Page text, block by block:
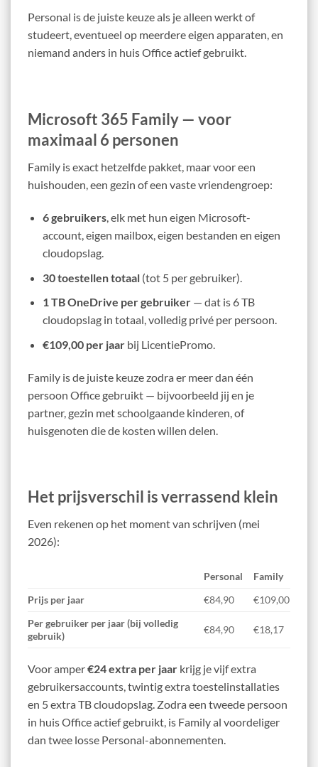
Personal is de juiste keuze als je alleen werkt of
studeert, eventueel op meerdere eigen apparaten, en
niemand anders in huis Office actief gebruikt.
Microsoft 365 Family — voor
maximaal 6 personen
Family is exact hetzelfde pakket, maar voor een
huishouden, een gezin of een vaste vriendengroep:
6 gebruikers, elk met hun eigen Microsoft-
account, eigen mailbox, eigen bestanden en eigen
cloudopslag.
30 toestellen totaal(tot 5 per gebruiker).
1 TB OneDrive per gebruiker— dat is 6 TB
cloudopslag in totaal, volledig privé per persoon.
€109,00 per jaarbij LicentiePromo.
Family is de juiste keuze zodra er meer dan één
persoon Office gebruikt — bijvoorbeeld jij en je
partner, gezin met schoolgaande kinderen, of
huisgenoten die de kosten willen delen.
Het prijsverschil is verrassend klein
Even rekenen op het moment van schrijven (mei
2026):
Personal
Family
Prijs per jaar
€84,90
€109,00
Per gebruiker per jaar (bij volledig
gebruik)
€84,90 €18,17
Voor amper€24 extra per jaar krijg je vijf extra
gebruikersaccounts, twintig extra toestelinstallaties
en 5 extra TB cloudopslag. Zodra een tweede persoon
in huis Office actief gebruikt, is Family al voordeliger
dan twee losse Personal-abonnementen.